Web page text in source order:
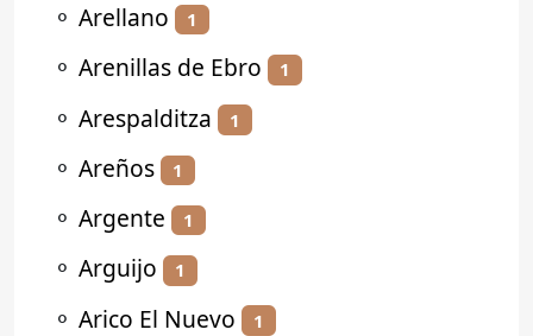
⚬ Arellano 1
⚬ Arenillas de Ebro 1
⚬ Arespalditza 1
⚬ Areños 1
⚬ Argente 1
⚬ Arguijo 1
⚬ Arico El Nuevo 1